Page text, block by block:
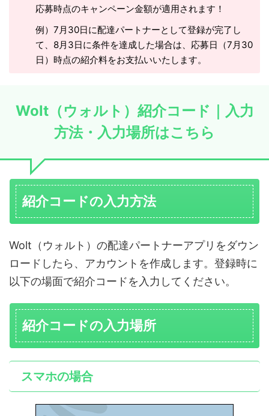
応募時点のキャンペーン金額が適用されます！
例）7月30日に配達パートナーとして登録が完了し
て、8月3日に条件を達成した場合は、応募日（7月30
日）時点の紹介料をお支払いいたします。
Wolt（ウォルト）紹介コード｜入力
方法・入力場所はこちら
紹介コードの入力方法
Wolt（ウォルト）の配達パートナーアプリをダウン
ロードしたら、アカウントを作成します。登録時に
以下の場面で紹介コードを入力してください。
紹介コードの入力場所
スマホの場合